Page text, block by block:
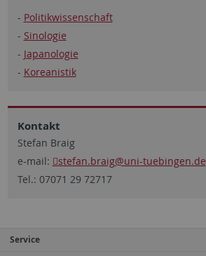
- Politikwissenschaft
- Sinologie
- Japanologie
- Koreanistik
Kontakt
Stefan Braig
e-mail:
stefan.braig@uni-tuebingen.de
Tel.: 07071 29 72717
Service